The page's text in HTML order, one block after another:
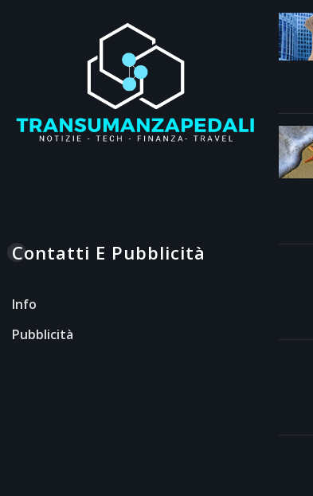
Contatti E Pubblicità
Info
Pubblicità